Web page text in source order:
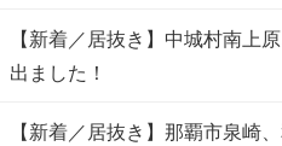
【新着／居抜き】中城村南上
出ました！
【新着／居抜き】那覇市泉崎